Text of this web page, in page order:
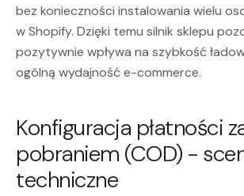
bez konieczności instalowania wielu
w Shopify. Dzięki temu silnik sklepu
pozytywnie wpływa na szybkość
ogólną wydajność e-commerce.
Konfiguracja płatności
pobraniem (COD) -
techniczne